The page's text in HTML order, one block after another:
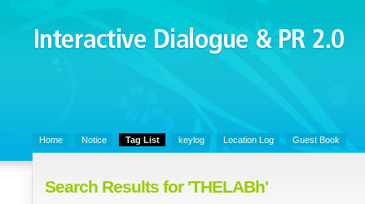
Interactive Dialogue &
PR 2.0
Home Notice Tag List keylog Location Log Guest Book
Search Results for 'THELABh'